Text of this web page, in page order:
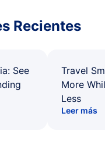
Recientes
See
Travel
More
Less
Leer más